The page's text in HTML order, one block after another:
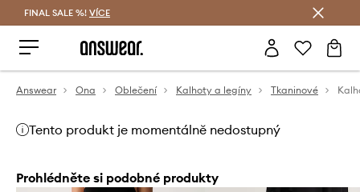
FINAL SALE %! VÍCE
Answear Ona Oblečení Kalhoty a legíny Tkaninové
Tento produkt je momentálně nedostupný
Prohlédněte si podobné produkty